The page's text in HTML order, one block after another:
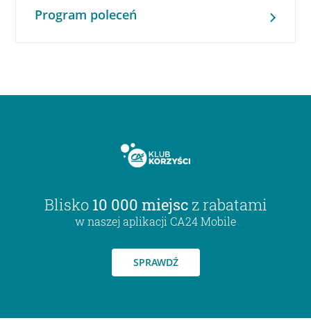
Program poleceń
Blisko 10 000 miejsc z rabatami
w naszej aplikacji CA24 Mobile
SPRAWDŹ